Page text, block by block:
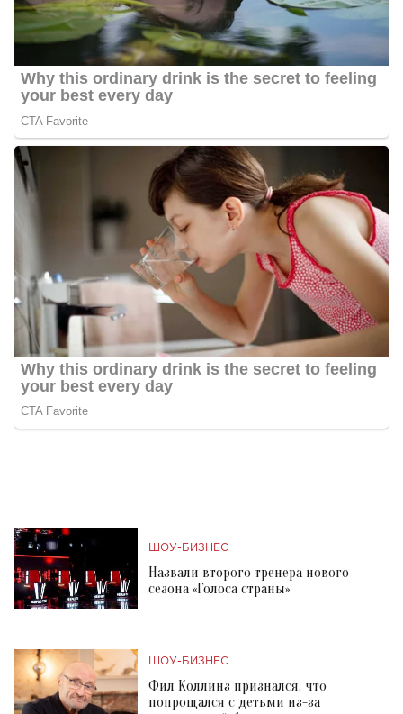
ШОУ-БИЗНЕС
Назвали второго тренера нового
сезона «Голоса страны»
ШОУ-БИЗНЕС
Фил Коллинз признался, что
попрощался с детьми из-за